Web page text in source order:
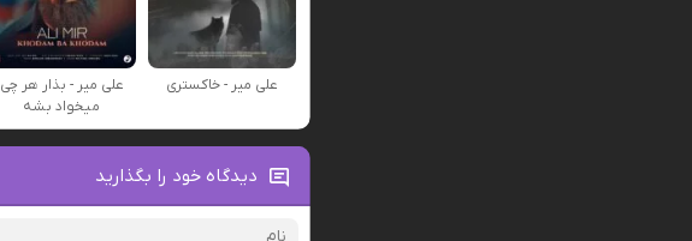
علی میر - خاکستری
علی میر - بذار هر چی
میخواد بشه
دیدگاه خود را بگذارید